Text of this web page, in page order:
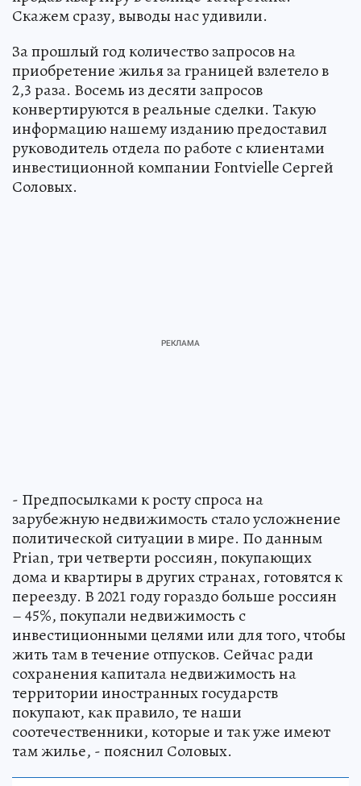
Скажем сразу, выводы нас удивили.
За прошлый год количество запросов на
приобретение жилья за границей взлетело в
2,3 раза. Восемь из десяти запросов
конвертируются в реальные сделки. Такую
информацию нашему изданию предоставил
руководитель отдела по работе с клиентами
инвестиционной компании Fontvielle Сергей
Соловых.
- Предпосылками к росту спроса на
зарубежную недвижимость стало усложнение
политической ситуации в мире. По данным
Prian, три четверти россиян, покупающих
дома и квартиры в других странах, готовятся к
переезду. В 2021 году гораздо больше россиян
– 45%, покупали недвижимость с
инвестиционными целями или для того, чтобы
жить там в течение отпусков. Сейчас ради
сохранения капитала недвижимость на
территории иностранных государств
покупают, как правило, те наши
соотечественники, которые и так уже имеют
там жилье, - пояснил Соловых.